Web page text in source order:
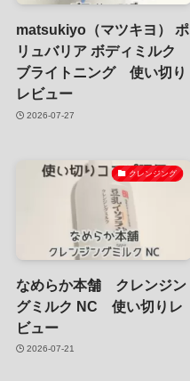
matsukiyo（マツキヨ） ポ
リュバリア ボディミルク
ブライトニング 使い切り
レビュー
2026-07-27
クレンジング
なめらか本舗 クレンジン
グミルク NC 使い切りレ
ビュー
2026-07-21